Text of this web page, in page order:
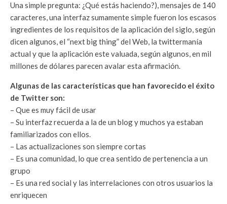
Una simple pregunta: ¿Qué estás haciendo?), mensajes de 140
caracteres, una interfaz sumamente simple fueron los escasos
ingredientes de los requisitos de la aplicación del siglo, según
dicen algunos, el “next big thing” del Web, la twittermanía
actual y que la aplicación este valuada, según algunos, en mil
millones de dólares parecen avalar esta afirmación.
Algunas de las características que han favorecido el éxito
de Twitter son:
– Que es muy fácil de usar
– Su interfaz recuerda a la de un blog y muchos ya estaban
familiarizados con ellos.
– Las actualizaciones son siempre cortas
– Es una comunidad, lo que crea sentido de pertenencia a un
grupo
– Es una red social y las interrelaciones con otros usuarios la
enriquecen